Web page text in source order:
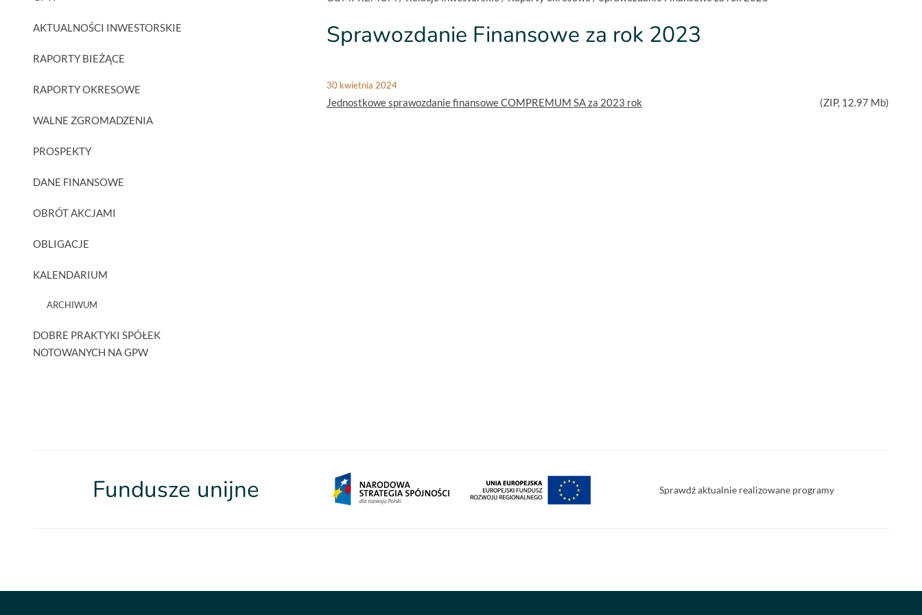
AKTUALNOŚCI INWESTORSKIE
RAPORTY BIEŻĄCE
RAPORTY OKRESOWE
WALNE ZGROMADZENIA
PROSPEKTY
DANE FINANSOWE
OBRÓT AKCJAMI
OBLIGACJE
KALENDARIUM
ARCHIWUM
DOBRE PRAKTYKI SPÓŁEK
NOTOWANYCH NA GPW
Sprawozdanie Finansowe za rok 2023
30 kwietnia 2024
Jednostkowe sprawozdanie finansowe COMPREMUM SA za 2023 rok (ZIP, 12.97 Mb)
Fundusze unijne Sprawdź aktualnie realizowane programy